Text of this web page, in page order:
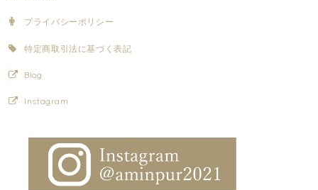
プライバシーポリシー
特定商取引法に基づく表記
Blog
Instagram